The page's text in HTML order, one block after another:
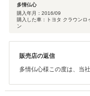
多情仏心
購入年月： 2016/09
購入した車：トヨタ クラウン
ン
販売店の返信
多情仏心様この度は、当